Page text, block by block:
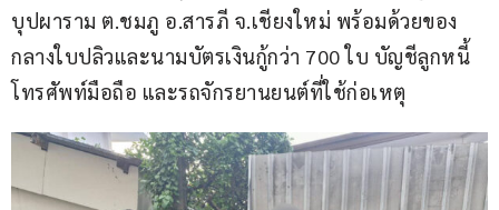
บุปผาราม ต.ชมภู อ.สารภี จ.เชียงใหม่ พร้อมด้วยของ
กลางใบปลิวและนามบัตรเงินกู้กว่า 700 ใบ บัญชีลูกหนี้
โทรศัพท์มือถือ และรถจักรยานยนต์ที่ใช้ก่อเหตุ